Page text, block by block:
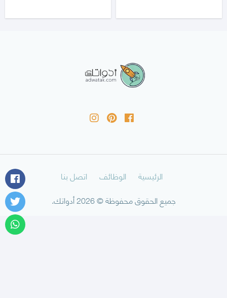
الرئيسية الوظائف
اتصل بنا
جميع الحقوق محفوظة © 2026 أدواتك.